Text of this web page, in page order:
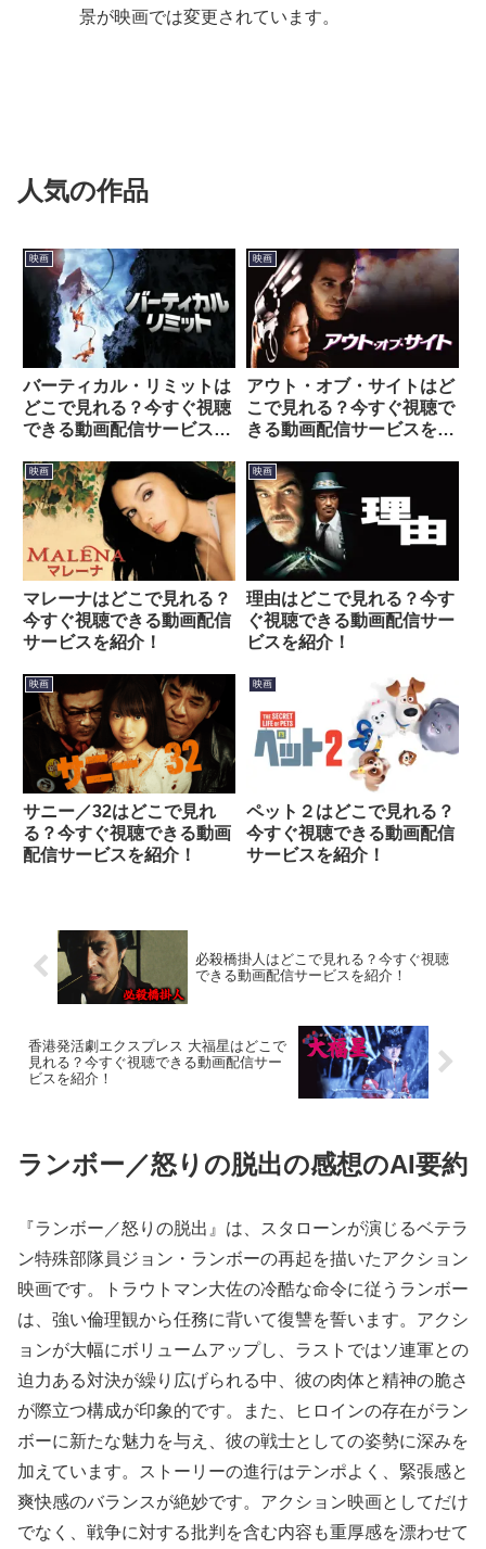
景が映画では変更されています。
人気の作品
映画
バーティカル・リミットは
どこで見れる？今すぐ視聴
できる動画配信サービスを
映画
アウト・オブ・サイトはど
こで見れる？今すぐ視聴で
きる動画配信サービスを紹
映画
マレーナはどこで見れる？
今すぐ視聴できる動画配信
サービスを紹介！
映画
理由はどこで見れる？今す
ぐ視聴できる動画配信サー
ビスを紹介！
映画
サニー／32はどこで見れ
る？今すぐ視聴できる動画
配信サービスを紹介！
映画
ペット２はどこで見れる？
今すぐ視聴できる動画配信
サービスを紹介！
必殺橋掛人はどこで見れる？今すぐ視聴
できる動画配信サービスを紹介！
香港発活劇エクスプレス 大福星はどこで
見れる？今すぐ視聴できる動画配信サー
ビスを紹介！
ランボー／怒りの脱出の感想のAI要約
『ランボー／怒りの脱出』は、スタローンが演じるベテラ
ン特殊部隊員ジョン・ランボーの再起を描いたアクション
映画です。トラウトマン大佐の冷酷な命令に従うランボー
は、強い倫理観から任務に背いて復讐を誓います。アクシ
ョンが大幅にボリュームアップし、ラストではソ連軍との
迫力ある対決が繰り広げられる中、彼の肉体と精神の脆さ
が際立つ構成が印象的です。また、ヒロインの存在がラン
ボーに新たな魅力を与え、彼の戦士としての姿勢に深みを
加えています。ストーリーの進行はテンポよく、緊張感と
爽快感のバランスが絶妙です。アクション映画としてだけ
でなく、戦争に対する批判を含む内容も重厚感を漂わせて